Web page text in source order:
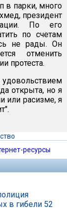
в парки, много
президент
По его
по счетам
не рады. Он
отменить
протеста.
открыта, но я
или расизме, я
ресурсы
в гибели 52